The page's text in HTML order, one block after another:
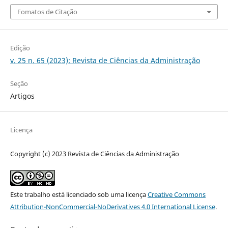
Fomatos de Citação
Edição
v. 25 n. 65 (2023): Revista de Ciências da Administração
Seção
Artigos
Licença
Copyright (c) 2023 Revista de Ciências da Administração
Este trabalho está licenciado sob uma licençaCreative Commons
Attribution-NonCommercial-NoDerivatives 4.0 International License.